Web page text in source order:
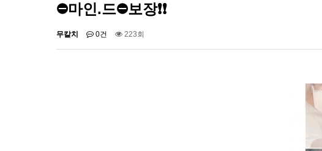
⛔마인.드⛔보장❗❗
무칼치 0건 223회